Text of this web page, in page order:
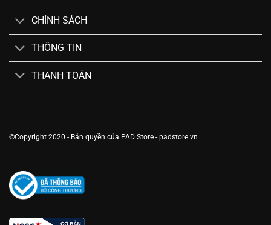
CHÍNH SÁCH
THÔNG TIN
THANH TOÁN
©Copyright 2020 - Bản quyền của PAD Store - padstore.vn